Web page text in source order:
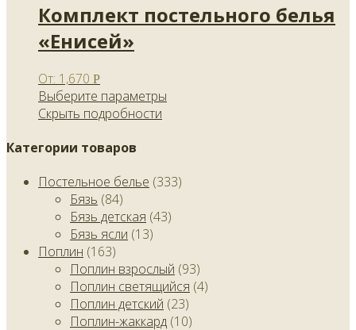
Комплект постельного белья
«Енисей»
От: 1,670 Р
Выберите параметры
Скрыть подробности
Категории товаров
Постельное белье (333)
Бязь (84)
Бязь детская (43)
Бязь ясли (13)
Поплин (163)
Поплин взрослый (93)
Поплин светящийся (4)
Поплин детский (23)
Поплин-жаккард (10)